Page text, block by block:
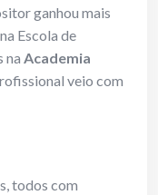
ganhou mais
Escola de
na Academia
veio com
todos com